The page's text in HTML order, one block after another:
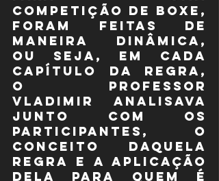
competição de boxe,
foram feitas de
maneira dinâmica,
ou seja, em cada
capítulo da regra,
o Professor
Vladimir analisava
junto com os
participantes, o
conceito daquela
regra e a aplicação
dela para quem é